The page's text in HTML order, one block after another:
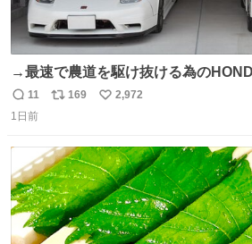
→最速で農道を駆け抜ける為の
会所に行く為のHONDA
返
信
11
リ
ト
数
169
い
数
2,972
1日前